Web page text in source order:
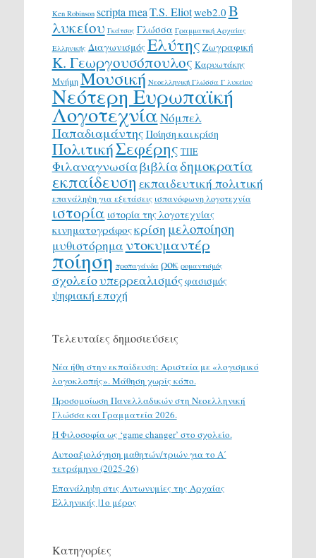
Ken Robinson scripta meaT.S. Eliotweb2.0 Β
λυκείου Γκάτσος Γλώσσα Γραμματική Αρχαίας
Ελληνικής ΔιαγωνισμόςΕλύτης Ζωγραφική
Κ. Γεωργουσόπουλος Καρυωτάκης
ΜνήμηΜουσική Νεοελληνική Γλώσσα Γ λυκείου
Νεότερη Ευρωπαϊκή
ΛογοτεχνίαΝόμπελ
Παπαδιαμάντης Ποίηση και κρίση
ΠολιτικήΣεφέρης ΤΠΕ
Φιλαναγνωσίαβιβλίαδημοκρατία
εκπαίδευση εκπαιδευτική πολιτική
επανάληψη για εξετάσεις ισπανόφωνη λογοτεχνία
ιστορία ιστορία της λογοτεχνίας
κινηματογράφοςκρίση μελοποίηση
μυθιστόρημα ντοκυμαντέρ
ποίηση προπαγάνδα ροκ ρομαντισμός
σχολείουπερρεαλισμόςφασισμός
ψηφιακή εποχή
Τελευταίες δημοσιεύσεις
Νέα ήθη στην εκπαίδευση: Αριστεία με «λογισμικό
λογοκλοπής». Μάθηση χωρίς κόπο.
Προσομοίωση Πανελλαδικών στη Νεοελληνική
Γλώσσα και Γραμματεία 2026.
H Φιλοσοφία ως ‘game changer’ στο σχολείο.
Αυτοαξιολόγηση μαθητών/τριών για το Α΄
τετράμηνο (2025-26)
Επανάληψη στις Αντωνυμίες της Αρχαίας
Ελληνικής |1ο μέρος
Κατηγορίες